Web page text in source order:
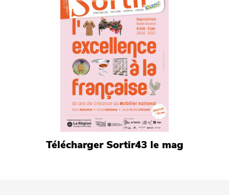
Télécharger Sortir43 le mag